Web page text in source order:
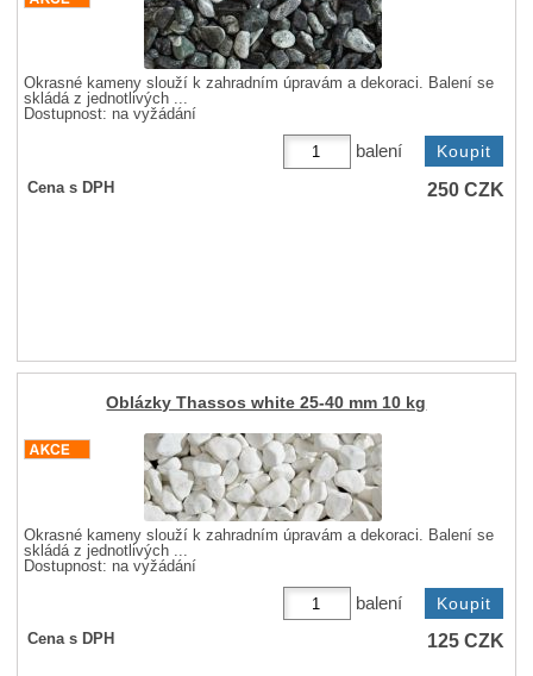
Okrasné kameny slouží k zahradním úpravám a dekoraci. Balení se
skládá z jednotlivých ...
Dostupnost: na vyžádání
balení
Cena s DPH 250CZK
Oblázky Thassos white 25-40 mm 10 kg
Okrasné kameny slouží k zahradním úpravám a dekoraci. Balení se
skládá z jednotlivých ...
Dostupnost: na vyžádání
balení
Cena s DPH 125CZK